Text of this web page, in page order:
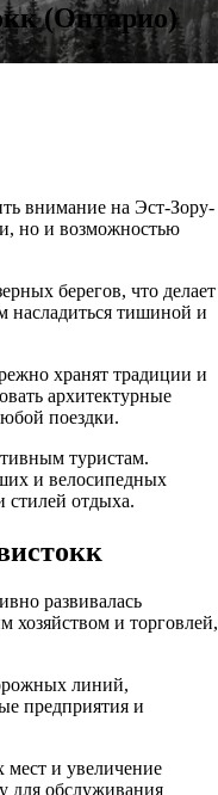
(Онтарио)
внимание на Эст-Зору-
но и возможностью
берегов, что делает
насладиться тишиной и
хранят традиции и
архитектурные
поездки.
туристам.
и велосипедных
стилей отдыха.
развивалась
хозяйством и торговлей,
линий,
предприятия и
мест и увеличение
для обслуживания